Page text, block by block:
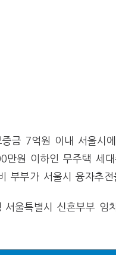
증금 7억원 이내 서울시
만원 이하인 무주택 세
부부가 서울시 융자추전
서울특별시 신혼부부 임